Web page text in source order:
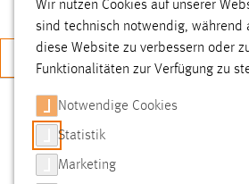
JETZT
SUCHE
Wir nutzen Cookies auf unserer
sind technisch notwendig, während
diese Website zu verbessern oder
Funktionalitäten zur Verfügung zu
Notwendige Cookies
Statistik
Marketing